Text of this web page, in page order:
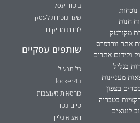
נוכחות
חנות
מקורטק
אתר וורדפרס
וקידום אתרים
בגליל
מעניינות
בצפון
בטבריה
לוגואים
ביטוח עסק
שעון נוכחות לעסק
לוחות מחיקים
שותפים עסקיים
כל מנעול
locker4u
כורסאות מעוצבות
טיים נטו
וואצ אונליין